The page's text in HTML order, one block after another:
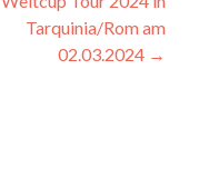
Tarquinia/Rom am
02.03.2024 →